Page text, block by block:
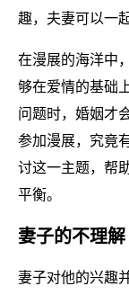
趣，夫妻可以一
在漫展的海洋中
够在爱情的基础
问题时，婚姻才
参加漫展，究竟
讨这一主题，帮
平衡。
妻子的不理解
妻子对他的兴趣